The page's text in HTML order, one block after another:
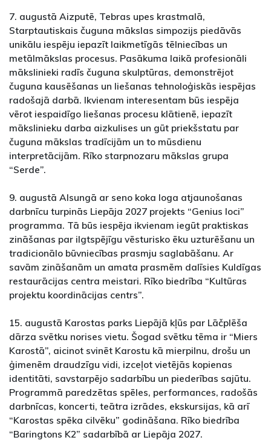
7. augustā Aizputē, Tebras upes krastmalā,
Starptautiskais čuguna mākslas simpozijs piedāvās
unikālu iespēju iepazīt laikmetīgās tēlniecības un
metālmākslas procesus. Pasākuma laikā profesionāli
mākslinieki radīs čuguna skulptūras, demonstrējot
čuguna kausēšanas un liešanas tehnoloģiskās iespējas
radošajā darbā. Ikvienam interesentam būs iespēja
vērot iespaidīgo liešanas procesu klātienē, iepazīt
mākslinieku darba aizkulises un gūt priekšstatu par
čuguna mākslas tradīcijām un to mūsdienu
interpretācijām. Rīko starpnozaru mākslas grupa
“Serde”.
9. augustā Alsungā ar seno koka loga atjaunošanas
darbnīcu turpinās Liepāja 2027 projekts “Genius loci”
programma. Tā būs iespēja ikvienam iegūt praktiskas
zināšanas par ilgtspējīgu vēsturisko ēku uzturēšanu un
tradicionālo būvniecības prasmju saglabāšanu. Ar
savām zināšanām un amata prasmēm dalīsies Kuldīgas
restaurācijas centra meistari. Rīko biedrība “Kultūras
projektu koordinācijas centrs”.
15. augustā Karostas parks Liepājā kļūs par Lāčplēša
dārza svētku norises vietu. Šogad svētku tēma ir “Miers
Karostā”, aicinot svinēt Karostu kā mierpilnu, drošu un
ģimenēm draudzīgu vidi, izceļot vietējās kopienas
identitāti, savstarpējo sadarbību un piederības sajūtu.
Programmā paredzētas spēles, performances, radošās
darbnīcas, koncerti, teātra izrādes, ekskursijas, kā arī
“Karostas spēka cilvēku” godināšana. Rīko biedrība
“Baringtons K2” sadarbībā ar Liepāja 2027.